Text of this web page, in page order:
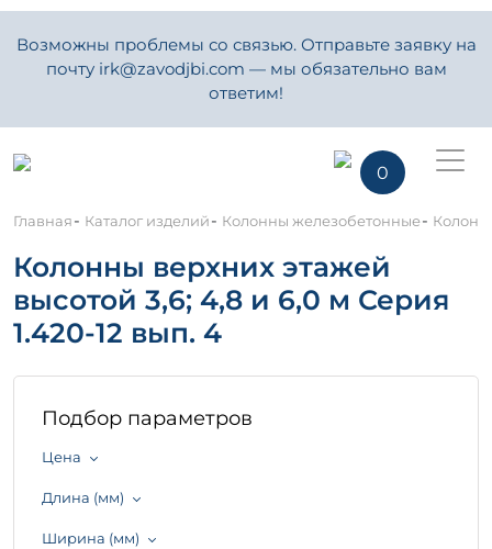
Возможны проблемы со связью. Отправьте заявку на
почту irk@zavodjbi.com — мы обязательно вам
ответим!
0
Главная- Каталог изделий- Колонны железобетонные-
Колонны верхних этажей
высотой 3,6; 4,8 и 6,0 м Серия
1.420-12 вып. 4
Подбор параметров
Цена
Длина (мм)
Ширина (мм)